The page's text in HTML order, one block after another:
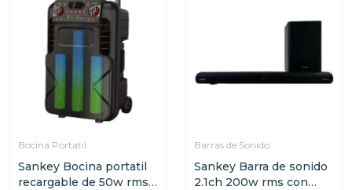
Bocina Portatil
Sankey Bocina portatil
recargable de 50w rms
Barras de Sonido
Sankey Barra de sonido
2.1ch 200w rms con